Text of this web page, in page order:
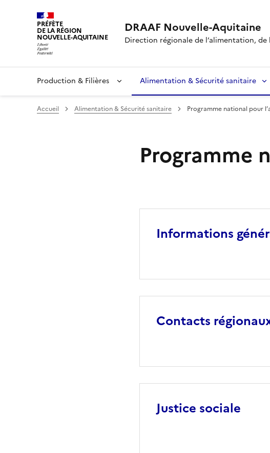
PRÉFÈTE
DE LA RÉGION
NOUVELLE-AQUITAINE
DRAAF Nouvelle-Aquitaine
Direction régionale de l’alimentation,
Production & Filières Alimentation & Sécurité sanitaire
Accueil Alimentation & Sécurité sanitaire Programme national pour
Programme
Informations
Contacts
Justice sociale